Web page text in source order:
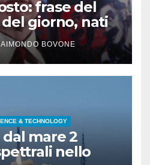
frase del
giorno, nati
oggi
BOVONE
& TECHNOLOGY
mare 2
nello